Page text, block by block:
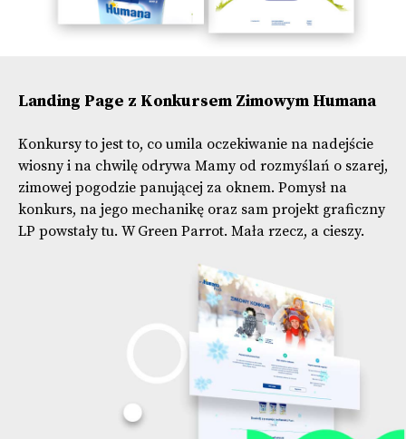
Landing Page z Konkursem Zimowym Humana
Konkursy to jest to, co umila oczekiwanie na nadejście
wiosny i na chwilę odrywa Mamy od rozmyślań o szarej,
zimowej pogodzie panującej za oknem. Pomysł na
konkurs, na jego mechanikę oraz sam projekt graficzny
LP powstały tu. W Green Parrot. Mała rzecz, a cieszy.